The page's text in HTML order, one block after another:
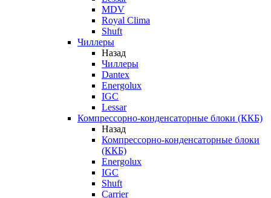
MDV
Royal Clima
Shuft
Чиллеры
Назад
Чиллеры
Dantex
Energolux
IGC
Lessar
Компрессорно-конденсаторные блоки (ККБ)
Назад
Компрессорно-конденсаторные блоки
(ККБ)
Energolux
IGC
Shuft
Carrier